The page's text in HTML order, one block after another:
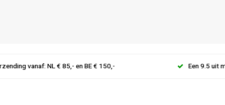
vanaf: NL € 85,- en BE € 150,- Een 9.5 uit